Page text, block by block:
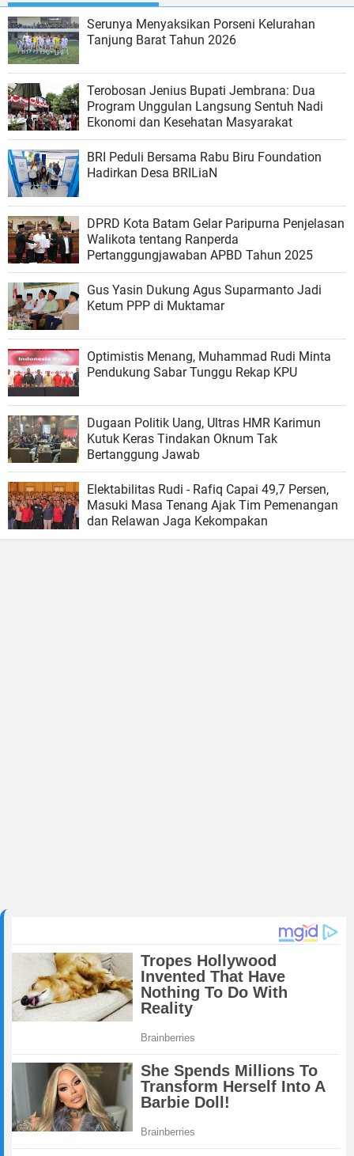
Serunya Menyaksikan Porseni Kelurahan
Tanjung Barat Tahun 2026
Terobosan Jenius Bupati Jembrana: Dua
Program Unggulan Langsung Sentuh Nadi
Ekonomi dan Kesehatan Masyarakat
BRI Peduli Bersama Rabu Biru Foundation
Hadirkan Desa BRILiaN
DPRD Kota Batam Gelar Paripurna Penjelasan
Walikota tentang Ranperda
Pertanggungjawaban APBD Tahun 2025
Gus Yasin Dukung Agus Suparmanto Jadi
Ketum PPP di Muktamar
Optimistis Menang, Muhammad Rudi Minta
Pendukung Sabar Tunggu Rekap KPU
Dugaan Politik Uang, Ultras HMR Karimun
Kutuk Keras Tindakan Oknum Tak
Bertanggung Jawab
Elektabilitas Rudi - Rafiq Capai 49,7 Persen,
Masuki Masa Tenang Ajak Tim Pemenangan
dan Relawan Jaga Kekompakan